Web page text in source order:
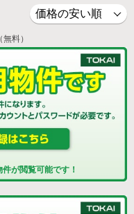
料）
が閲覧可能です！